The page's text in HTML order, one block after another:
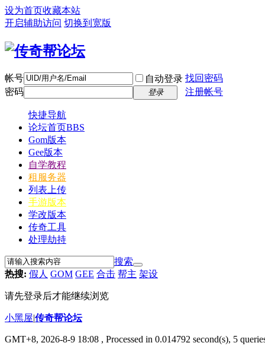
设为首页收藏本站
开启辅助访问 切换到宽版
帐号 自动登录 找回密码
密码
登录 注册帐号
快捷导航
论坛首页BBS
Gom版本
Gee版本
自学教程
租服务器
列表上传
手游版本
学改版本
传奇工具
处理劫持
搜索
热搜: 假人 GOM GEE 合击 帮主 架设
请先登录后才能继续浏览
小黑屋|传奇帮论坛
GMT+8, 2026-8-9 18:08 , Processed in 0.014792 second(s), 5